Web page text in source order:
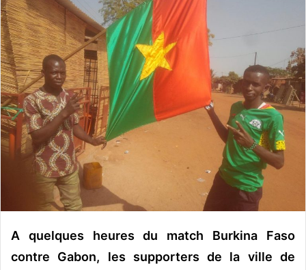
y
e
r
u
n
c
o
u
e
A quelques heures du match Burkina Faso
contre Gabon, les supporters de la ville de